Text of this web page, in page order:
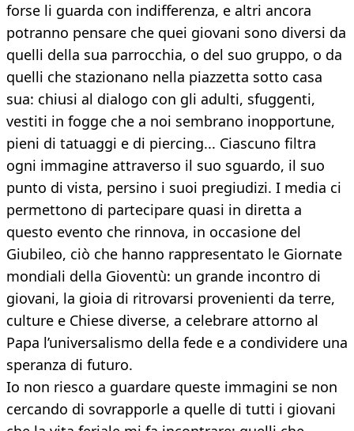
forse li guarda con indifferenza, e altri ancora
potranno pensare che quei giovani sono diversi da
quelli della sua parrocchia, o del suo gruppo, o da
quelli che stazionano nella piazzetta sotto casa
sua: chiusi al dialogo con gli adulti, sfuggenti,
vestiti in fogge che a noi sembrano inopportune,
pieni di tatuaggi e di piercing... Ciascuno filtra
ogni immagine attraverso il suo sguardo, il suo
punto di vista, persino i suoi pregiudizi. I media ci
permettono di partecipare quasi in diretta a
questo evento che rinnova, in occasione del
Giubileo, ciò che hanno rappresentato le Giornate
mondiali della Gioventù: un grande incontro di
giovani, la gioia di ritrovarsi provenienti da terre,
culture e Chiese diverse, a celebrare attorno al
Papa l’universalismo della fede e a condividere una
speranza di futuro.
Io non riesco a guardare queste immagini se non
cercando di sovrapporle a quelle di tutti i giovani